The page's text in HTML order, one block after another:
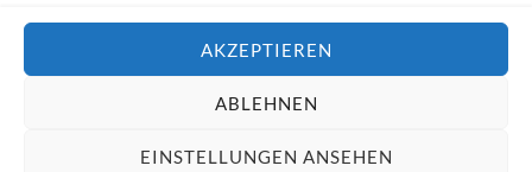
AKZEPTIEREN
ABLEHNEN
EINSTELLUNGEN ANSEHEN